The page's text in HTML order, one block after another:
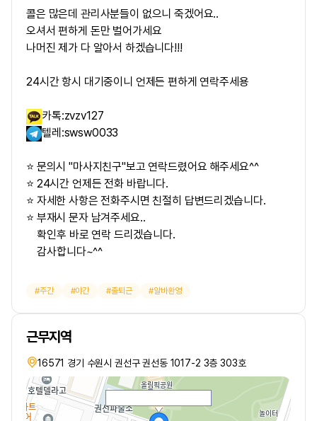
콜은 많은데 관리사분들이 없으니 죽겠어요..
오셔서 편하게 돈만 벌어가세요
나머진 제가 다 알아서 하겠습니다!!!
24시간 항시 대기중이니 언제든 편하게 연락주세용
카톡:zvzv127
텔레:swsw0033
⭐ 문의시 "마사지친구"보고 연락드렸어요 해주세요^^
⭐ 24시간 언제든 전화 바랍니다.
⭐ 자세한 사항은 전화주시면 친절히 답변드리겠습니다.
⭐ 부재시 문자 남겨주세요..
확인후 바로 연락 드리겠습니다.
감사합니다~^^
주간 야간 출퇴근 알바환영
근무지역
16571 경기 수원시 권선구 권선동 1017-2 3층 303호